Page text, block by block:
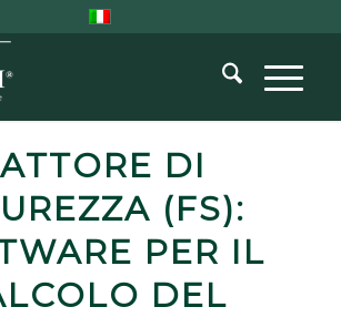
DI
(FS):
PER IL
DEL